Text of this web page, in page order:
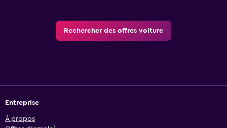
Rechercher des offres voiture
Entreprise
À propos